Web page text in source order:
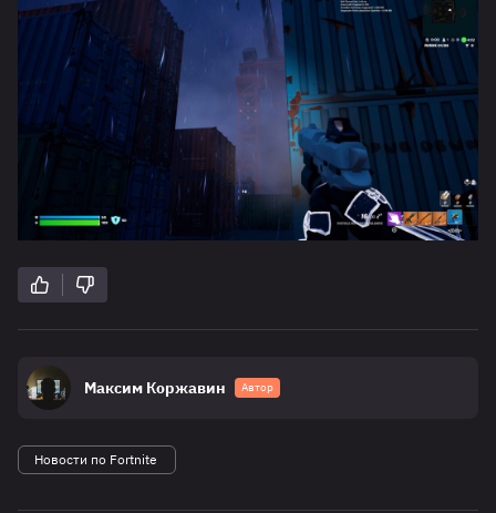
Максим Коржавин Автор
Новости по Fortnite